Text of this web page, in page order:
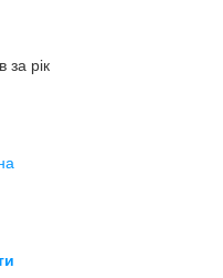
за рік